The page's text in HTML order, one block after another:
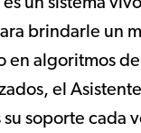
es un sistema
brindarle un
en algoritmos
el
su soporte cada